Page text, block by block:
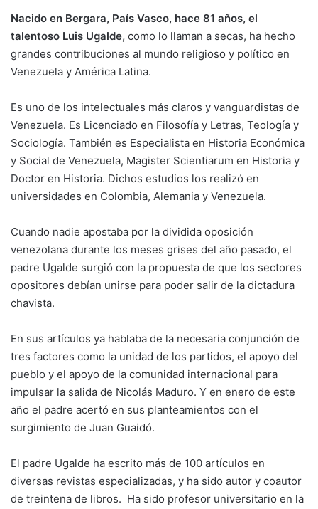
Nacido en Bergara, País Vasco, hace 81 años, el
talentoso Luis Ugalde, como lo llaman a secas, ha hecho
grandes contribuciones al mundo religioso y político en
Venezuela y América Latina.
Es uno de los intelectuales más claros y vanguardistas de
Venezuela. Es Licenciado en Filosofía y Letras, Teología y
Sociología. También es Especialista en Historia Económica
y Social de Venezuela, Magister Scientiarum en Historia y
Doctor en Historia. Dichos estudios los realizó en
universidades en Colombia, Alemania y Venezuela.
Cuando nadie apostaba por la dividida oposición
venezolana durante los meses grises del año pasado, el
padre Ugalde surgió con la propuesta de que los sectores
opositores debían unirse para poder salir de la dictadura
chavista.
En sus artículos ya hablaba de la necesaria conjunción de
tres factores como la unidad de los partidos, el apoyo del
pueblo y el apoyo de la comunidad internacional para
impulsar la salida de Nicolás Maduro. Y en enero de este
año el padre acertó en sus planteamientos con el
surgimiento de Juan Guaidó.
El padre Ugalde ha escrito más de 100 artículos en
diversas revistas especializadas, y ha sido autor y coautor
de treintena de libros. Ha sido profesor universitario en la